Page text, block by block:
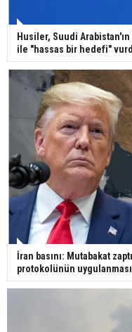
Ünlü
Yerli
yaptı
Husiler, Suudi
ile "hassas bir hedefi"
İran basını: Mutabakat
protokolünün